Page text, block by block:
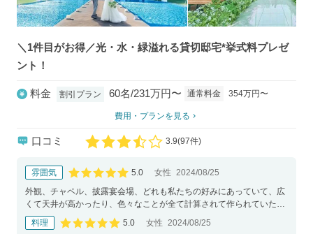
＼1件目がお得／光・水・緑溢れる貸切邸宅*挙式料プレゼ
ント！
料金 割引プラン 60名/231万円〜 通常料金 354万円〜
費用・プランを見る
口コミ 口コミ評価
3.9(97件)
雰囲気
口コミ評価
5.0 女性 2024/08/25
外観、チャペル、披露宴会場、どれも私たちの好みにあっていて、広
くて天井が高かったり、色々なことが全て計算されて作られていた
り、意味があり、この空間で花嫁になりたいと思いました！
料理
口コミ評価
5.0 女性 2024/08/25